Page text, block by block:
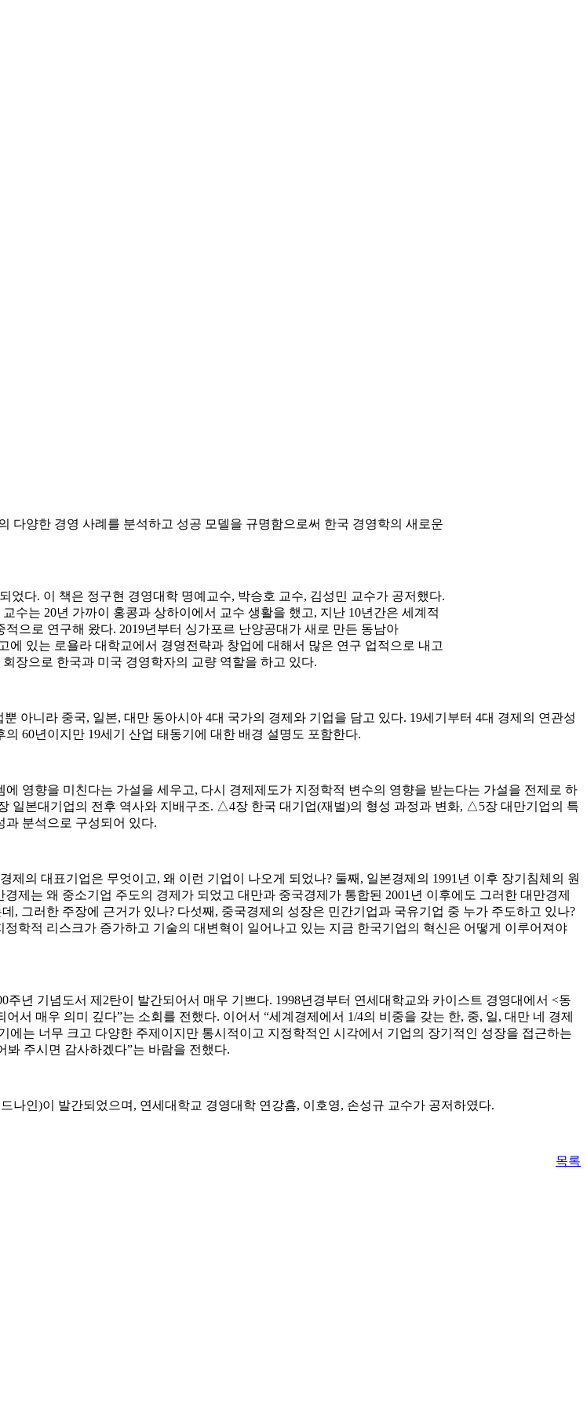
다양한 경영 사례를 분석하고 성공 모델을 규명함으로써 한국 경영학의 새로운
었다. 이 책은 정구현 경영대학 명예교수, 박승호 교수, 김성민 교수가 공저했다.
수는 20년 가까이 홍콩과 상하이에서 교수 생활을 했고, 지난 10년간은 세계적
으로 연구해 왔다. 2019년부터 싱가포르 난양공대가 새로 만든 동남아
있는 로욜라 대학교에서 경영전략과 창업에 대해서 많은 연구 업적으로 내고
회장으로 한국과 미국 경영학자의 교량 역할을 하고 있다.
아니라 중국, 일본, 대만 동아시아 4대 국가의 경제와 기업을 담고 있다. 19세기부터 4대 경제의 연관성
60년이지만 19세기 산업 태동기에 대한 배경 설명도 포함한다.
영향을 미친다는 가설을 세우고, 다시 경제제도가 지정학적 변수의 영향을 받는다는 가설을 전제로 하
본대기업의 전후 역사와 지배구조. △4장 한국 대기업(재벌)의 형성 과정과 변화, △5장 대만기업의 특
분석으로 구성되어 있다.
의 대표기업은 무엇이고, 왜 이런 기업이 나오게 되었나? 둘째, 일본경제의 1991년 이후 장기침체의 원
제는 왜 중소기업 주도의 경제가 되었고 대만과 중국경제가 통합된 2001년 이후에도 그러한 대만경제
, 그러한 주장에 근거가 있나? 다섯째, 중국경제의 성장은 민간기업과 국유기업 중 누가 주도하고 있나?
학적 리스크가 증가하고 기술의 대변혁이 일어나고 있는 지금 한국기업의 혁신은 어떻게 이루어져야
년 기념도서 제2탄이 발간되어서 매우 기쁘다. 1998년경부터 연세대학교와 카이스트 경영대에서 <동
서 매우 의미 깊다”는 소회를 전했다. 이어서 “세계경제에서 1/4의 비중을 갖는 한, 중, 일, 대만 네 경제
에는 너무 크고 다양한 주제이지만 통시적이고 지정학적인 시각에서 기업의 장기적인 성장을 접근하는
주시면 감사하겠다”는 바람을 전했다.
나인)이 발간되었으며, 연세대학교 경영대학 연강흠, 이호영, 손성규 교수가 공저하였다.
목록